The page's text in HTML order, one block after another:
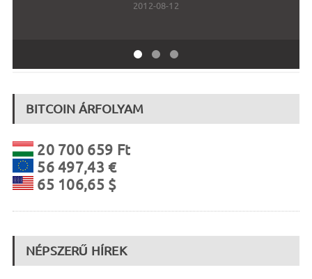
2012-08-12
BITCOIN ÁRFOLYAM
20 700 659 Ft
56 497,43 €
65 106,65 $
NÉPSZERŰ HÍREK